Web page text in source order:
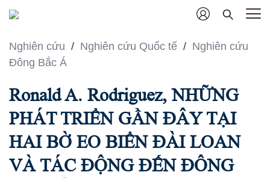
Nghiên cứu / Nghiên cứu Quốc tế / Nghiên cứu
Đông Bắc Á
Ronald A. Rodriguez, NHỮNG
PHÁT TRIỂN GẦN ĐÂY TẠI
HAI BỜ EO BIỂN ĐÀI LOAN
VÀ TÁC ĐỘNG ĐẾN ĐÔNG